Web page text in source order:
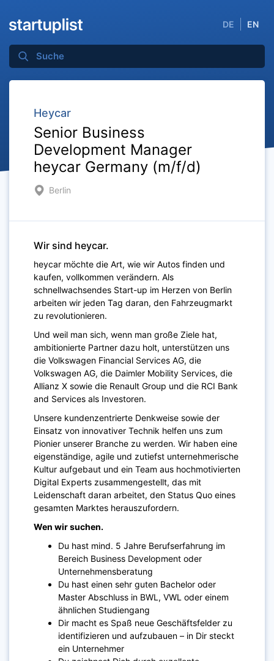
DE EN
Heycar
Senior Business
Development Manager
heycar Germany (m/f/d)
Berlin
Wir sind heycar.
heycar möchte die Art, wie wir Autos finden und
kaufen, vollkommen verändern. Als
schnellwachsendes Start-up im Herzen von Berlin
arbeiten wir jeden Tag daran, den Fahrzeugmarkt
zu revolutionieren.
Und weil man sich, wenn man große Ziele hat,
ambitionierte Partner dazu holt, unterstützen uns
die Volkswagen Financial Services AG, die
Volkswagen AG, die Daimler Mobility Services, die
Allianz X sowie die Renault Group und die RCI Bank
and Services als Investoren.
Unsere kundenzentrierte Denkweise sowie der
Einsatz von innovativer Technik helfen uns zum
Pionier unserer Branche zu werden. Wir haben eine
eigenständige, agile und zutiefst unternehmerische
Kultur aufgebaut und ein Team aus hochmotivierten
Digital Experts zusammengestellt, das mit
Leidenschaft daran arbeitet, den Status Quo eines
gesamten Marktes herauszufordern.
Wen wir suchen.
Du hast mind. 5 Jahre Berufserfahrung im
Bereich Business Development oder
Unternehmensberatung
Du hast einen sehr guten Bachelor oder
Master Abschluss in BWL, VWL oder einem
ähnlichen Studiengang
Dir macht es Spaß neue Geschäftsfelder zu
identifizieren und aufzubauen – in Dir steckt
ein Unternehmer